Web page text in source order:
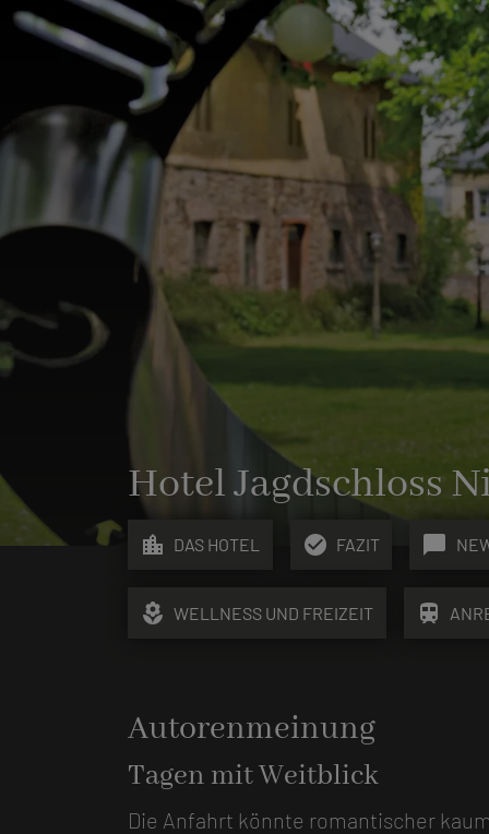
Hotel Jagdschloss
location_city DAS HOTEL check_circle FAZIT chat_bubble
local_florist WELLNESS UND FREIZEIT train
Autorenmeinung
Tagen mit Weitblick
Die Anfahrt könnte romantischer